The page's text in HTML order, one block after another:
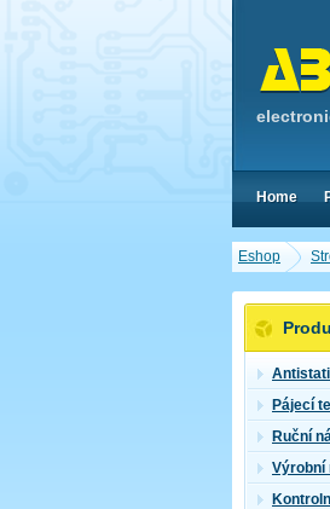
Eshop
Pájecí
Ruční
Výrobní
Home